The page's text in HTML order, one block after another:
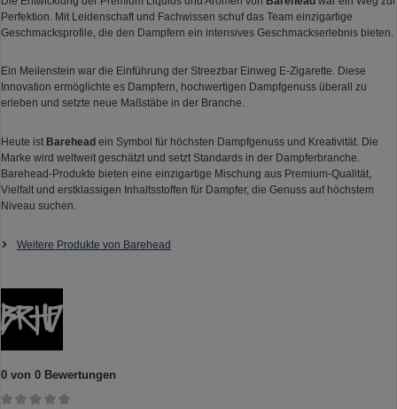
Perfektion. Mit Leidenschaft und Fachwissen schuf das Team einzigartige
Geschmacksprofile, die den Dampfern ein intensives Geschmackserlebnis bieten.
Ein Meilenstein war die Einführung der Streezbar Einweg E-Zigarette. Diese
Innovation ermöglichte es Dampfern, hochwertigen Dampfgenuss überall zu
erleben und setzte neue Maßstäbe in der Branche.
Heute ist Barehead ein Symbol für höchsten Dampfgenuss und Kreativität. Die
Marke wird weltweit geschätzt und setzt Standards in der Dampferbranche.
Barehead-Produkte bieten eine einzigartige Mischung aus Premium-Qualität,
Vielfalt und erstklassigen Inhaltsstoffen für Dampfer, die Genuss auf höchstem
Niveau suchen.
Weitere Produkte von Barehead
0 von 0 Bewertungen